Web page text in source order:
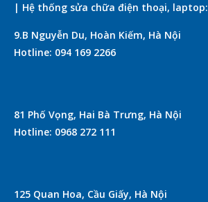
| Hệ thống sửa chữa điện thoại, laptop:
9.B Nguyễn Du, Hoàn Kiếm, Hà Nội
Hotline: 094 169 2266
81 Phố Vọng, Hai Bà Trưng, Hà Nội
Hotline: 0968 272 111
125 Quan Hoa, Cầu Giấy, Hà Nội